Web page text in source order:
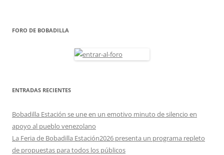
FORO DE BOBADILLA
ENTRADAS RECIENTES
Bobadilla Estación se une en un emotivo minuto de silencio en
apoyo al pueblo venezolano
La Feria de Bobadilla Estación2026 presenta un programa repleto
de propuestas para todos los públicos